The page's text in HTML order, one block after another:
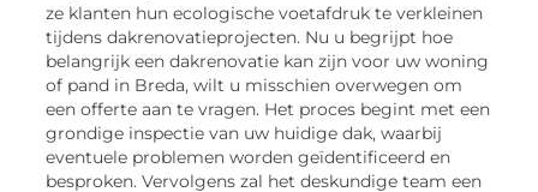
ze klanten hun ecologische voetafdruk te verkleinen
tijdens dakrenovatieprojecten. Nu u begrijpt hoe
belangrijk een dakrenovatie kan zijn voor uw woning
of pand in Breda, wilt u misschien overwegen om
een offerte aan te vragen. Het proces begint met een
grondige inspectie van uw huidige dak, waarbij
eventuele problemen worden geïdentificeerd en
besproken. Vervolgens zal het deskundige team een